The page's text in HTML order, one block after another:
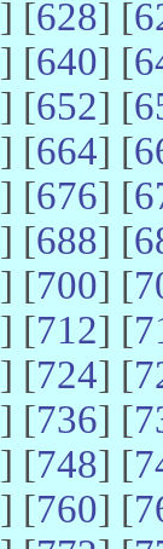
] [628] [
] [640] [
] [652] [
] [664] [
] [676] [
] [688] [
] [700] [
] [712] [
] [724] [
] [736] [
] [748] [
] [760] [